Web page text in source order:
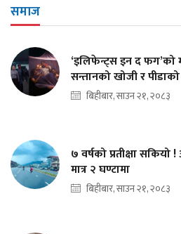
समाज
‘इलिफेन्ट्स इन द फग’को
सन्तानको खोजी र
बिहीबार, साउन २१, २०८३
७ वर्षको प्रतीक्षा
मात्र २ घण्टामा
बिहीबार, साउन २१, २०८३